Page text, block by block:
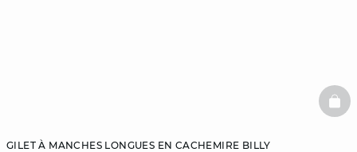
GILET À MANCHES LONGUES EN CACHEMIRE BILLY